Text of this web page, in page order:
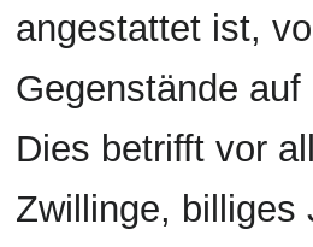
angestattet ist,
Gegenstände
Dies betrifft vor
Zwillinge, billiges